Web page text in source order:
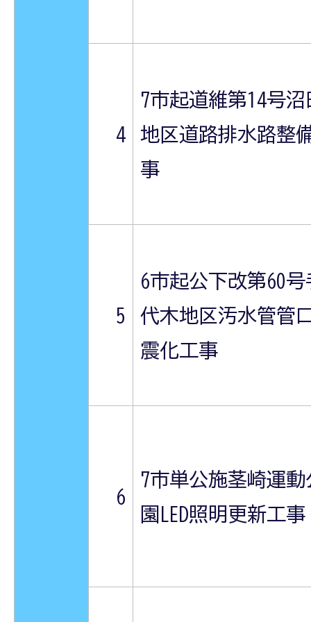
4
7市起道維第14号沼
地区道路排水路整
事
5
6市起公下改第60号
代木地区汚水管管
震化工事
6
7市単公施茎崎運動
園LED照明更新工事